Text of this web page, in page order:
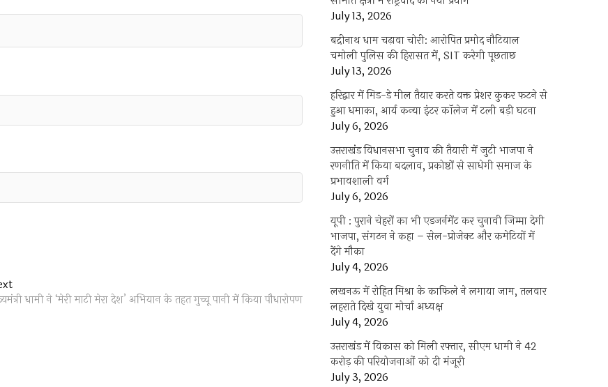
Next
post:धामी ने ‘मेरी माटी मेरा देश’ अभियान के तहत गुच्चू पानी में किया पौधारोपण
July 13, 2026
बद्रीनाथ धाम चढ़ावा चोरी: आरोपित प्रमोद नौटियाल
चमोली पुलिस की हिरासत में, SIT करेगी पूछताछ
July 13, 2026
हरिद्वार में मिड-डे मील तैयार करते वक्त प्रेशर कुकर फटने से
हुआ धमाका, आर्य कन्या इंटर कॉलेज में टली बड़ी घटना
July 6, 2026
उत्तराखंंड विधानसभा चुनाव की तैयारी में जुटी भाजपा ने
रणनीति में किया बदलाव, प्रकोष्ठों से साधेगी समाज के
प्रभावशाली वर्ग
July 6, 2026
यूपी : पुराने चेहरों का भी एडजर्नमेंट कर चुनावी जिम्मा देगी
भाजपा, संगठन ने कहा – सेल-प्रोजेक्ट और कमेटियों में
देंगे मौका
July 4, 2026
लखनऊ में रोहित मिश्रा के काफिले ने लगाया जाम, तलवार
लहराते दिखे युवा मोर्चा अध्यक्ष
July 4, 2026
उत्तराखंड में विकास को मिली रफ्तार, सीएम धामी ने 42
करोड़ की परियोजनाओं को दी मंजूरी
July 3, 2026